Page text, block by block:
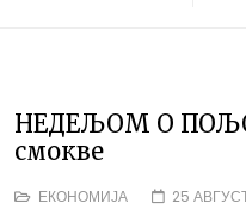
НЕДЕЉОМ О
смокве
ЕКОНОМИЈА 25